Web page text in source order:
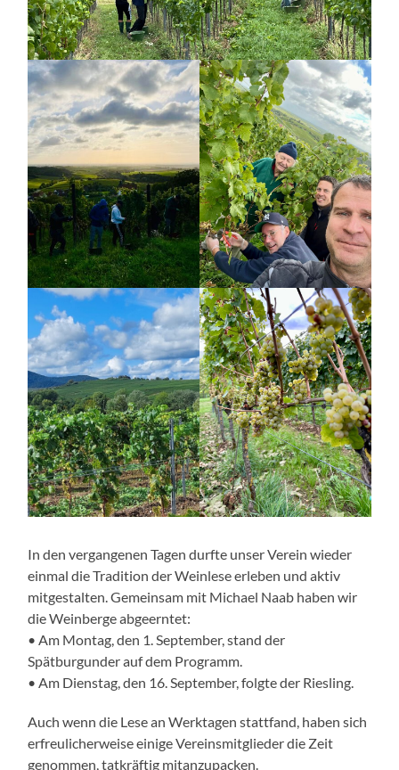
In den vergangenen Tagen durfte unser Verein wieder
einmal die Tradition der Weinlese erleben und aktiv
mitgestalten. Gemeinsam mit Michael Naab haben wir
die Weinberge abgeerntet:
• Am Montag, den 1. September, stand der
Spätburgunder auf dem Programm.
• Am Dienstag, den 16. September, folgte der Riesling.
Auch wenn die Lese an Werktagen stattfand, haben sich
erfreulicherweise einige Vereinsmitglieder die Zeit
genommen, tatkräftig mitanzupacken.